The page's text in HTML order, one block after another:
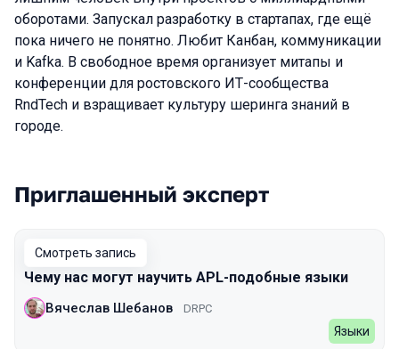
оборотами. Запускал разработку в стартапах, где ещё
пока ничего не понятно. Любит Канбан, коммуникации
и Kafka. В свободное время организует митапы и
конференции для ростовского ИТ-сообщества
RndTech и взращивает культуру шеринга знаний в
городе.
Выступления в сезоне 2023 Spring
Приглашенный эксперт
Смотреть запись
Чему нас могут научить APL-подобные языки
Вячеслав Шебанов DRPC
Языки